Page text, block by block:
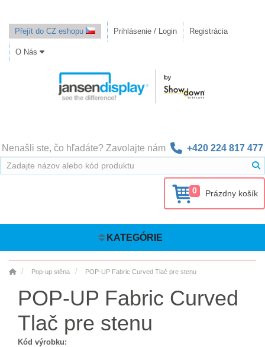
Přejít do CZ eshopu Prihlásenie / Login Registrácia
O Nás
Nenašli ste, čo hľadáte? Zavolajte nám +420 224 817 477
0 Prázdny košík
KATEGÓRIE
Pop-up stěna POP-UP Fabric Curved Tlač pre stenu
POP-UP Fabric Curved
Tlač pre stenu
Kód výrobku: